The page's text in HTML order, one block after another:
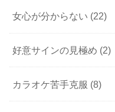
女心が分からない (22)
好意サインの見極め (2)
カラオケ苦手克服 (8)